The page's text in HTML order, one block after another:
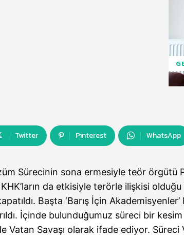
Twitter Pinterest WhatsApp
Sürecinin sona ermesiyle teör örgütü
da etkisiyle terörle ilişkisi
Başta ‘Barış İçin
İçinde bulunduğumuz süreci bir kesim
Savaşı olarak ifade ediyor. Süreci